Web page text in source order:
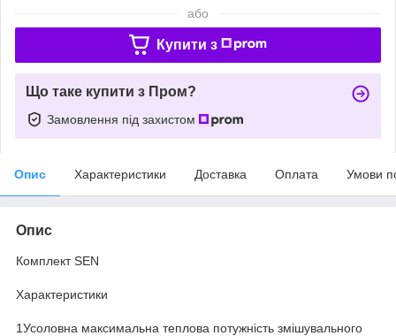
або
Купити з
Що таке купити з Пром?
Замовлення під захистом
Опис Характеристики Доставка Оплата Умови
Опис
Комплект SEN
Характеристики
1Усоловна максимальна теплова потужність змішувального